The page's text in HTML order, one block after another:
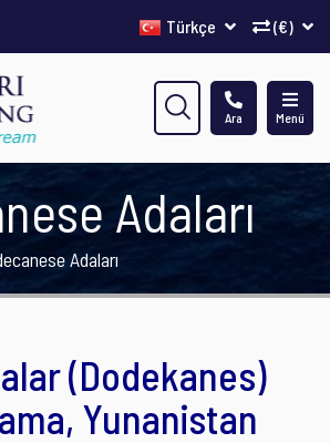
(€)
Türkçe
Menü
Ara
Adaları
Adaları
(Dodekanes)
Yunanistan